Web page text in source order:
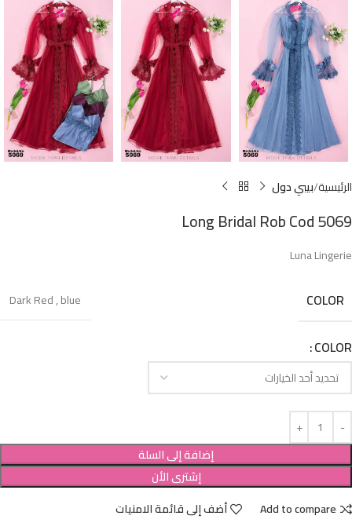
الرئيسية بيبي دول
Long Bridal Rob Cod 5069
Luna Lingerie
COLOR
Dark Red,blue
COLOR
إضافة إلى السلة
إشترى الأن
Add to compare
أضف إلى قائمة الامنيات